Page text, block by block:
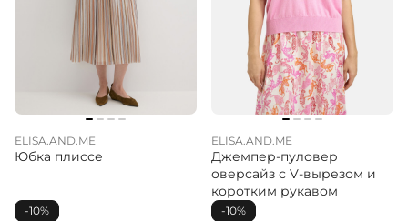
ELISA.AND.ME
Юбка плиссе
-10%
ELISA.AND.ME
Джемпер-пуловер
оверсайз с V-вырезом и
коротким рукавом
-10%